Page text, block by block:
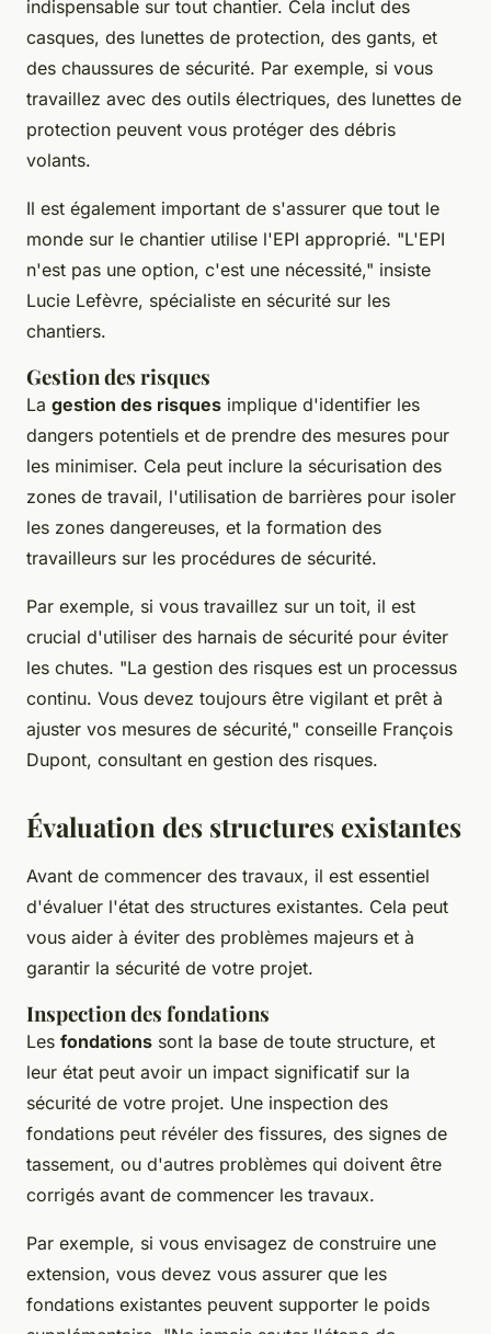
indispensable sur tout chantier. Cela inclut des
casques, des lunettes de protection, des gants, et
des chaussures de sécurité. Par exemple, si vous
travaillez avec des outils électriques, des lunettes de
protection peuvent vous protéger des débris
volants.
Il est également important de s'assurer que tout le
monde sur le chantier utilise l'EPI approprié. "L'EPI
n'est pas une option, c'est une nécessité," insiste
Lucie Lefèvre, spécialiste en sécurité sur les
chantiers.
Gestion des risques
La gestion des risques implique d'identifier les
dangers potentiels et de prendre des mesures pour
les minimiser. Cela peut inclure la sécurisation des
zones de travail, l'utilisation de barrières pour isoler
les zones dangereuses, et la formation des
travailleurs sur les procédures de sécurité.
Par exemple, si vous travaillez sur un toit, il est
crucial d'utiliser des harnais de sécurité pour éviter
les chutes. "La gestion des risques est un processus
continu. Vous devez toujours être vigilant et prêt à
ajuster vos mesures de sécurité," conseille François
Dupont, consultant en gestion des risques.
Évaluation des structures existantes
Avant de commencer des travaux, il est essentiel
d'évaluer l'état des structures existantes. Cela peut
vous aider à éviter des problèmes majeurs et à
garantir la sécurité de votre projet.
Inspection des fondations
Les fondations sont la base de toute structure, et
leur état peut avoir un impact significatif sur la
sécurité de votre projet. Une inspection des
fondations peut révéler des fissures, des signes de
tassement, ou d'autres problèmes qui doivent être
corrigés avant de commencer les travaux.
Par exemple, si vous envisagez de construire une
extension, vous devez vous assurer que les
fondations existantes peuvent supporter le poids